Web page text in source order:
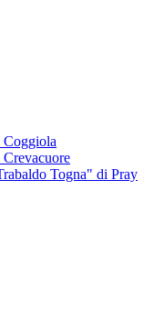
Coggiola
Togna" di Pray